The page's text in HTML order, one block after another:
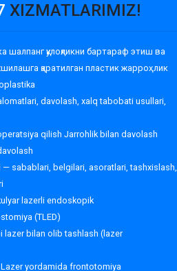
XIZMATLARIMIZ!
шалпанг қулоқликни бартараф этиш ва
қаратилган пластик жарроҳлик
davolash, xalq tabobati usullari,
qilish Jarrohlik bilan davolash
— sabablari, belgilari, asoratlari, tashxislash,
lazerli endoskopik
(TLED)
lazer bilan olib tashlash (lazer
yordamida frontotomiya